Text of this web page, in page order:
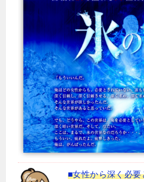
■女性から深く必